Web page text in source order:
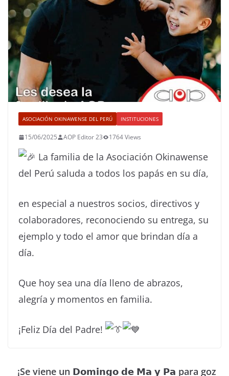
ASOCIACIÓN OKINAWENSE DEL PERÚ INSTITUCIONES
15/06/2025 AOP Editor 23 1764 Views
La familia de la Asociación Okinawense
del Perú saluda a todos los papás en su día,
en especial a nuestros socios, directivos y
colaboradores, reconociendo su entrega, su
ejemplo y todo el amor que brindan día a
día.
Que hoy sea una día lleno de abrazos,
alegría y momentos en familia.
¡Feliz Día del Padre!
¡Se viene un 𝗗𝗼𝗺𝗶𝗻𝗴𝗼 𝗱𝗲 𝗠𝗮 𝘆 𝗣𝗮 para goz